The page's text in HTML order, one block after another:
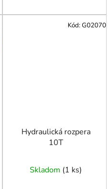
Hydraulická rozpera
10T
Skladom (1 ks)
Kód:G02070